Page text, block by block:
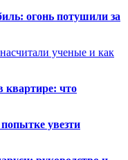
огонь потушили за
ученые и как
квартире: что
увезти